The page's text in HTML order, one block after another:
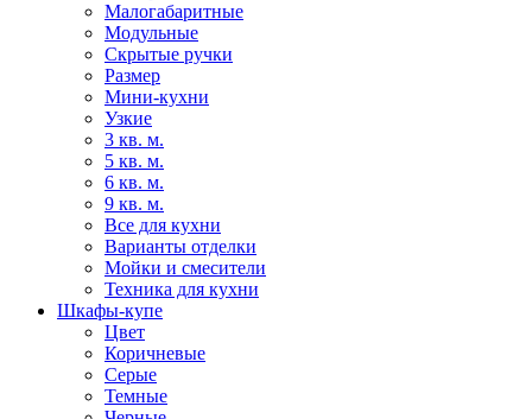
Малогабаритные
Модульные
Скрытые ручки
Размер
Мини-кухни
Узкие
3 кв. м.
5 кв. м.
6 кв. м.
9 кв. м.
Все для кухни
Варианты отделки
Мойки и смесители
Техника для кухни
Шкафы-купе
Цвет
Коричневые
Серые
Темные